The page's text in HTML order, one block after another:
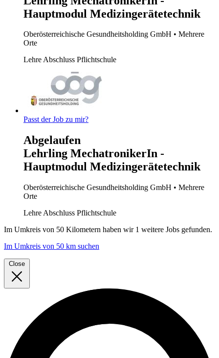
Hauptmodul Medizingerätetechnik
Oberösterreichische Gesundheitsholding GmbH • Mehrere
Orte
LehreAbschluss Pflichtschule
Passt der Job zu mir?
Abgelaufen
Lehrling MechatronikerIn -
Hauptmodul Medizingerätetechnik
Oberösterreichische Gesundheitsholding GmbH • Mehrere
Orte
Lehre Abschluss Pflichtschule
Im Umkreis von 50 Kilometern haben wir 1 weitere Jobs gefunden.
Im Umkreis von 50 km suchen
Close